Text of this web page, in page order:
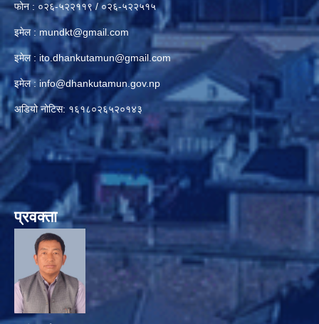
फोन : ०२६-५२२११९ / ०२६-५२२५१५
इमेल : mundkt@gmail.com
इमेल : ito.dhankutamun@gmail.com
इमेल : info@dhankutamun.gov.np
अडियो नोटिस: १६१८०२६५२०१४३
प्रवक्ता